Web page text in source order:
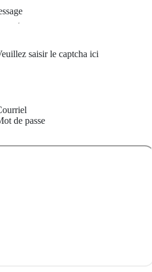
saisir le captcha ici
de passe